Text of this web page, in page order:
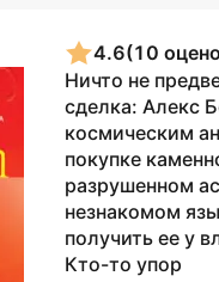
4.6(10
Ничто не
сделка: Алекс
космическим
покупке
разрушенном
незнакомом
получить ее у
Кто-то упор